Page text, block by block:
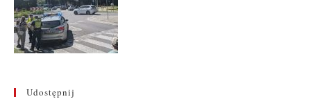
Udostępnij